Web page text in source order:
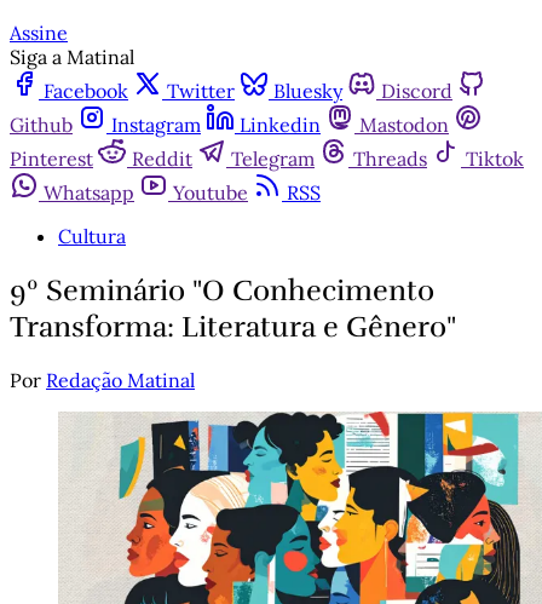
Assine
Siga a Matinal
Facebook
Twitter Bluesky
Discord
Github
Instagram Linkedin
Mastodon
Pinterest
Reddit Telegram Threads
Tiktok
Whatsapp
Youtube
RSS
Cultura
9º Seminário "O Conhecimento
Transforma: Literatura e Gênero"
Por Redação Matinal